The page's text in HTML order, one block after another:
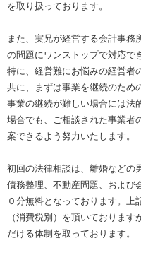
を取り扱っております。
また、実兄が経営する会計事務
の問題にワンストップで対応で
特に、経営難にお悩みの経営者
共に、まずは事業を継続のため
事業の継続が難しい場合には法
場合でも、ご相談された事業者
案できるよう努力いたします。
初回の法律相談は、離婚などの
債務整理、不動産問題、および
０分無料となっております。上
（消費税別）を頂いておりま
だける体制を取っております。